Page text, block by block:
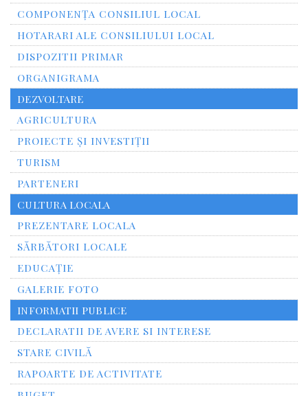
COMPONENȚA CONSILIUL LOCAL
HOTARARI ALE CONSILIULUI LOCAL
DISPOZITII PRIMAR
ORGANIGRAMA
DEZVOLTARE
AGRICULTURA
PROIECTE ȘI INVESTIȚII
TURISM
PARTENERI
CULTURA LOCALA
PREZENTARE LOCALA
SĂRBĂTORI LOCALE
EDUCAȚIE
GALERIE FOTO
INFORMATII PUBLICE
DECLARATII DE AVERE SI INTERESE
STARE CIVILĂ
RAPOARTE DE ACTIVITATE